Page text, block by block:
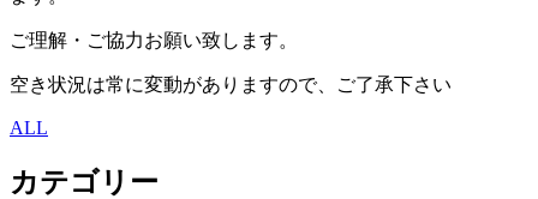
ご理解・ご協力お願い致します。
空き状況は常に変動がありますので、ご了承下さい
ALL
カテゴリー